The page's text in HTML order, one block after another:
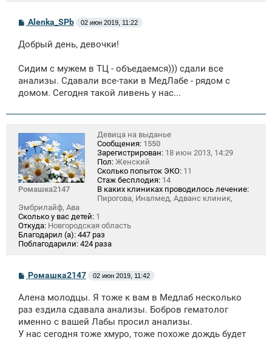
С
о
б
н
и
Alenka_SPb 02 июн 2019, 11:22
Добрый день, девочки!
Сидим с мужем в ТЦ - объедаемся))) сдали все
анализы. Сдавали все-таки в МедЛабе - рядом с
домом. Сегодня такой ливень у нас...
Ромашка2147
Девица на выданье
Сообщения: 1550
Зарегистрирован: 18 июн 2013, 14:29
Пол: Женский
Сколько попыток ЭКО: 11
Стаж бесплодия: 14
В каких клиниках проводилось лечение:
Пирогова, Иналмед, Адванс клиник,
Эмбрилайф, Ава
Сколько у вас детей: 1
Откуда: Новгородская область
Благодарил (а): 447 раз
Поблагодарили: 424 раза
С
о
б
щ
н
и
Ромашка2147 02 июн 2019, 11:42
Алена молодцы. Я тоже к вам в Медлаб несколько
раз ездила сдавала анализы. Бобров гематолог
именно с вашей Лабы просил анализы.
У нас сегодня тоже хмуро, тоже похоже дождь будет